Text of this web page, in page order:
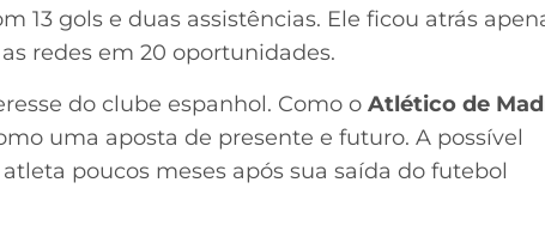
13 gols e duas assistências. Ele ficou atrás
redes em 20 oportunidades.
do clube espanhol. Como o Atlético de
uma aposta de presente e futuro. A possível
poucos meses após sua saída do futebol